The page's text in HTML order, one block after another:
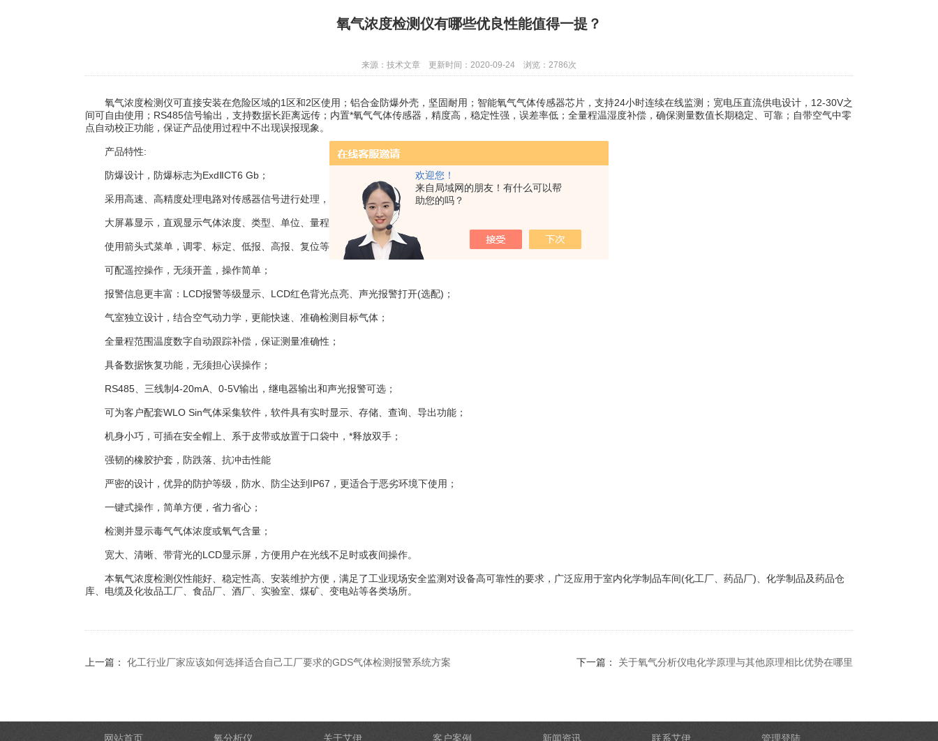
欢迎您！
来自局域网的朋友！有什么可以帮
助您的吗？
氧气浓度检测仪有哪些优良性能值得一提？
来源：技术文章 更新时间：2020-09-24 浏览：2786次
氧气浓度检测仪可直接安装在危险区域的1区和2区使用；铝合金防爆外壳，坚固耐用；智能氧气气体传感器芯片，支持24小时连续在线监测；宽电压直流供电设计，12-30V之
间可自由使用；RS485信号输出，支持数据长距离远传；内置*氧气气体传感器，精度高，稳定性强，误差率低；全量程温湿度补偿，确保测量数值长期稳定、可靠；自带空气中零
点自动校正功能，保证产品使用过程中不出现误报现象。
产品特性:
防爆设计，防爆标志为ExdⅡCT6 Gb；
采用高速、高精度处理电路对传感器信号进行处理，响应速度快、测量精度高，稳定性、重复性好；
大屏幕显示，直观显示气体浓度、类型、单位、量程、浓度柱状态图等信息；
使用箭头式菜单，调零、标定、低报、高报、复位等各项操作直观明了；
可配遥控操作，无须开盖，操作简单；
报警信息更丰富：LCD报警等级显示、LCD红色背光点亮、声光报警打开(选配)；
气室独立设计，结合空气动力学，更能快速、准确检测目标气体；
全量程范围温度数字自动跟踪补偿，保证测量准确性；
具备数据恢复功能，无须担心误操作；
RS485、三线制4-20mA、0-5V输出，继电器输出和声光报警可选；
可为客户配套WLO Sin气体采集软件，软件具有实时显示、存储、查询、导出功能；
机身小巧，可插在安全帽上、系于皮带或放置于口袋中，*释放双手；
强韧的橡胶护套，防跌落、抗冲击性能
严密的设计，优异的防护等级，防水、防尘达到IP67，更适合于恶劣环境下使用；
一键式操作，简单方便，省力省心；
检测并显示毒气气体浓度或氧气含量；
宽大、清晰、带背光的LCD显示屏，方便用户在光线不足时或夜间操作。
本氧气浓度检测仪性能好、稳定性高、安装维护方便，满足了工业现场安全监测对设备高可靠性的要求，广泛应用于室内化学制品车间(化工厂、药品厂)、化学制品及药品仓
库、电缆及化妆品工厂、食品厂、酒厂、实验室、煤矿、变电站等各类场所。
上一篇： 化工行业厂家应该如何选择适合自己工厂要求的GDS气体检测报警系统方案 下一篇： 关于氧气分析仪电化学原理与其他原理相比优势在哪里
网站首页 氧分析仪 关于艾伊 客户案例 新闻资讯 联系艾伊 管理登陆